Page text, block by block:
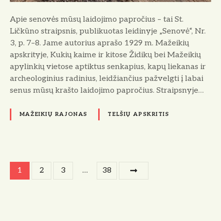
s
ų
l
a
i
d
o
a
p
Apie senovės mūsų laidojimo papročius – tai St.
Ličkūno straipsnis, publikuotas leidinyje „Senovė“, Nr.
3, p. 7–8. Jame autorius aprašo 1929 m. Mažeikių
apskrityje, Kukių kaime ir kitose Židikų bei Mažeikių
apylinkių vietose aptiktus senkapius, kapų liekanas ir
archeologinius radinius, leidžiančius pažvelgti į labai
senus mūsų krašto laidojimo papročius. Straipsnyje…
MAŽEIKIŲ RAJONAS TELŠIŲ APSKRITIS
1 2 3 … 38